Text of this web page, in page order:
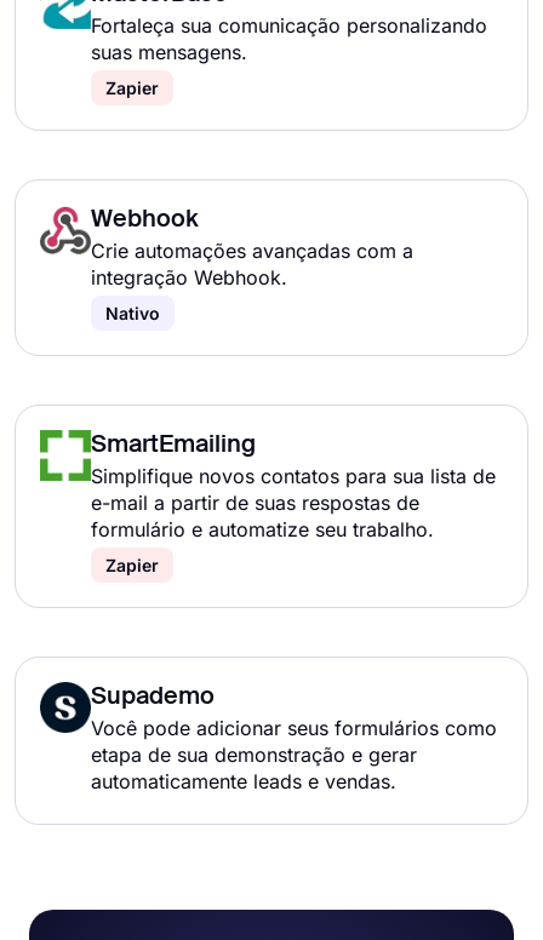
Fortaleça sua comunicação personalizando
suas mensagens.
Zapier
Webhook
Crie automações avançadas com a
integração Webhook.
Nativo
SmartEmailing
Simplifique novos contatos para sua lista de
e-mail a partir de suas respostas de
formulário e automatize seu trabalho.
Zapier
Supademo
Você pode adicionar seus formulários como
etapa de sua demonstração e gerar
automaticamente leads e vendas.